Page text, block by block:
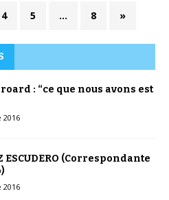
4 5 … 8 »
: “ce que nous avons est
2016
ESCUDERO (Correspondante
2016